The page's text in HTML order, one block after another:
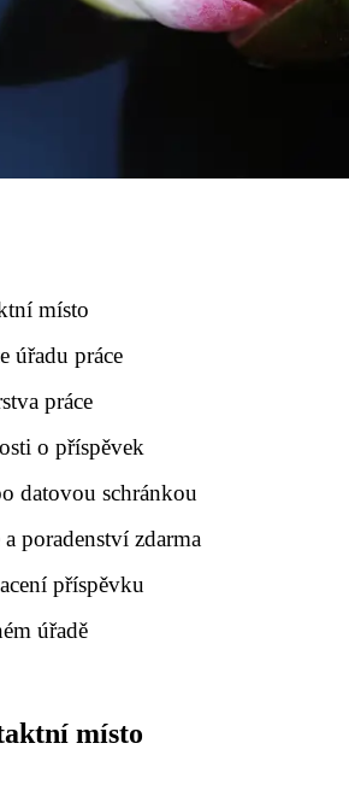
místo
úřadu práce
práce
o příspěvek
datovou schránkou
poradenství zdarma
příspěvku
úřadě
místo